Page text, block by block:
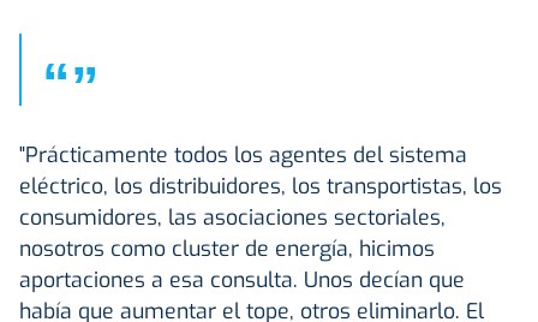
“”
"Prácticamente todos los agentes del sistema
eléctrico, los distribuidores, los transportistas, los
consumidores, las asociaciones sectoriales,
nosotros como cluster de energía, hicimos
aportaciones a esa consulta. Unos decían que
había que aumentar el tope, otros eliminarlo. El